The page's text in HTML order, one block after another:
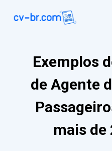
Exemplos
de Agente
mais de